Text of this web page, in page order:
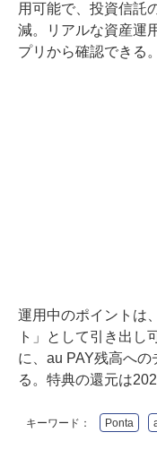
用可能で、投資信託
減。リアルな資産運
プリから確認できる。
運用中のポイントは
ト」として引き出し
に、au PAY残高へ
る。特典の還元は
キーワード： Ponta